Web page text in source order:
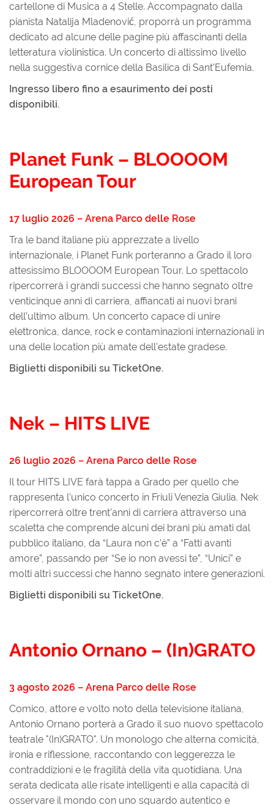
cartellone di Musica a 4 Stelle. Accompagnato dalla
pianista Natalija Mladenović, proporrà un programma
dedicato ad alcune delle pagine più affascinanti della
letteratura violinistica. Un concerto di altissimo livello
nella suggestiva cornice della Basilica di Sant’Eufemia.
Ingresso libero fino a esaurimento dei posti
disponibili.
Planet Funk – BLOOOOM
European Tour
17 luglio 2026 – Arena Parco delle Rose
Tra le band italiane più apprezzate a livello
internazionale, i Planet Funk porteranno a Grado il loro
attesissimo BLOOOOM European Tour. Lo spettacolo
ripercorrerà i grandi successi che hanno segnato oltre
venticinque anni di carriera, affiancati ai nuovi brani
dell’ultimo album. Un concerto capace di unire
elettronica, dance, rock e contaminazioni internazionali in
una delle location più amate dell’estate gradese.
Biglietti disponibili su TicketOne.
Nek – HITS LIVE
26 luglio 2026 – Arena Parco delle Rose
Il tour HITS LIVE farà tappa a Grado per quello che
rappresenta l’unico concerto in Friuli Venezia Giulia. Nek
ripercorrerà oltre trent’anni di carriera attraverso una
scaletta che comprende alcuni dei brani più amati dal
pubblico italiano, da “Laura non c’è” a “Fatti avanti
amore”, passando per “Se io non avessi te”, “Unici” e
molti altri successi che hanno segnato intere generazioni.
Biglietti disponibili su TicketOne.
Antonio Ornano – (In)GRATO
3 agosto 2026 – Arena Parco delle Rose
Comico, attore e volto noto della televisione italiana,
Antonio Ornano porterà a Grado il suo nuovo spettacolo
teatrale "(In)GRATO". Un monologo che alterna comicità,
ironia e riflessione, raccontando con leggerezza le
contraddizioni e le fragilità della vita quotidiana. Una
serata dedicata alle risate intelligenti e alla capacità di
osservare il mondo con uno sguardo autentico e